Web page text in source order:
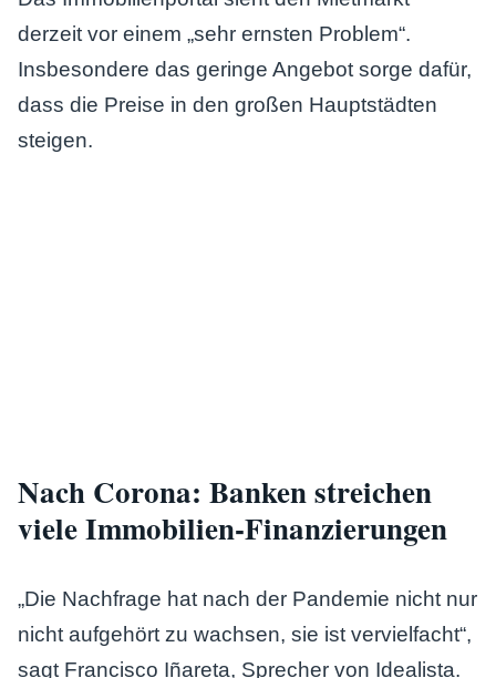
derzeit vor einem „sehr ernsten Problem“.
Insbesondere das geringe Angebot sorge dafür,
dass die Preise in den großen Hauptstädten
steigen.
Nach Corona: Banken streichen
viele Immobilien-Finanzierungen
„Die Nachfrage hat nach der Pandemie nicht nur
nicht aufgehört zu wachsen, sie ist vervielfacht“,
sagt Francisco Iñareta, Sprecher von Idealista.